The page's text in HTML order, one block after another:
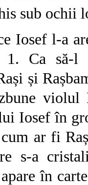
sub ochii
Iosef l-a
1. Ca
și
Iosef în
ar fi
s-a
în